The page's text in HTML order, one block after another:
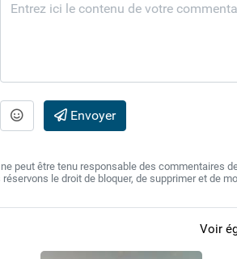
Envoyer
peut être tenu responsable des commentaires
réservons le droit de bloquer, de supprimer et de
Voir